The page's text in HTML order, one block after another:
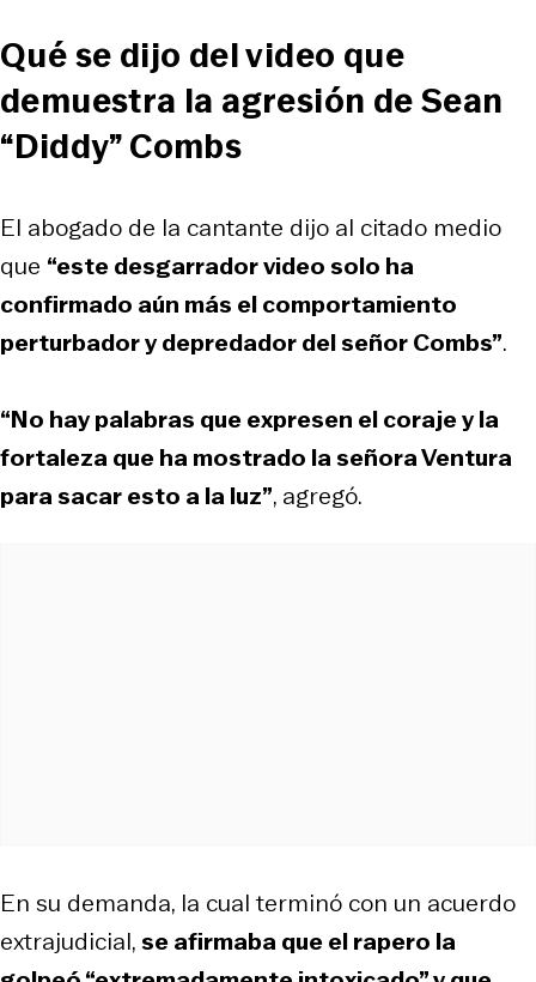
Qué se dijo del video que
demuestra la agresión de Sean
“Diddy” Combs
El abogado de la cantante dijo al citado medio
que “este desgarrador video solo ha
confirmado aún más el comportamiento
perturbador y depredador del señor Combs”.
“No hay palabras que expresen el coraje y la
fortaleza que ha mostrado la señora Ventura
para sacar esto a la luz”, agregó.
En su demanda, la cual terminó con un acuerdo
extrajudicial,se afirmaba que el rapero la